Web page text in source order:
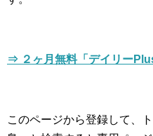
⇒ ２ヶ月無料「デイリー
このページから登録して、